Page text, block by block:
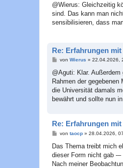
i
r
a
@Wierus: Gleichzeitig
sind. Das kann man
sensibilisieren, dass
Re: Erfahrungen
B
i
r
a
von Wierus » 22.04.2026,
@Aguti: Klar.
Rahmen der
die Universität damals
bewährt und sollte nun
Re: Erfahrungen
B
i
r
a
von taocp» 28.04.2026,
Das Thema treibt mich
dieser Form nicht gab -
Nach meiner